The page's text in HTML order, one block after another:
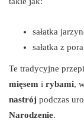
sałatka
sałatka z
Te tradycyjne
mięsem i rybami,
nastrój podczas
Narodzenie.